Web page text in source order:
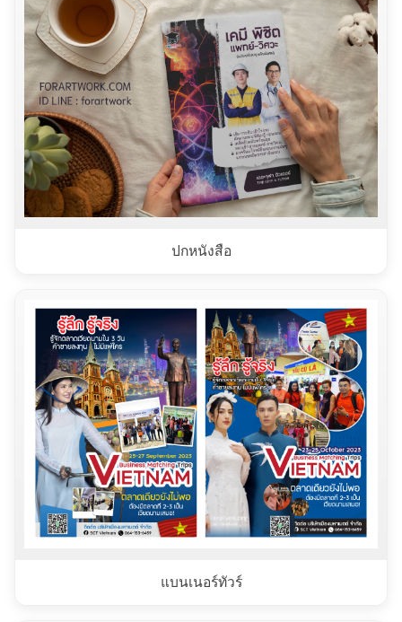
ปกหนังสือ
แบนเนอร์ทัวร์